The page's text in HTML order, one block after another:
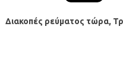
Διακοπές ρεύματος τώρα,